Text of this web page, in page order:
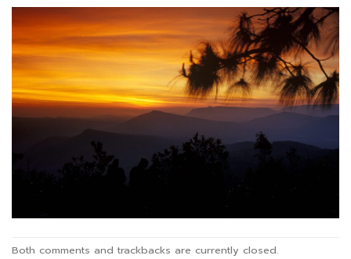
Both comments and trackbacks are currently closed.